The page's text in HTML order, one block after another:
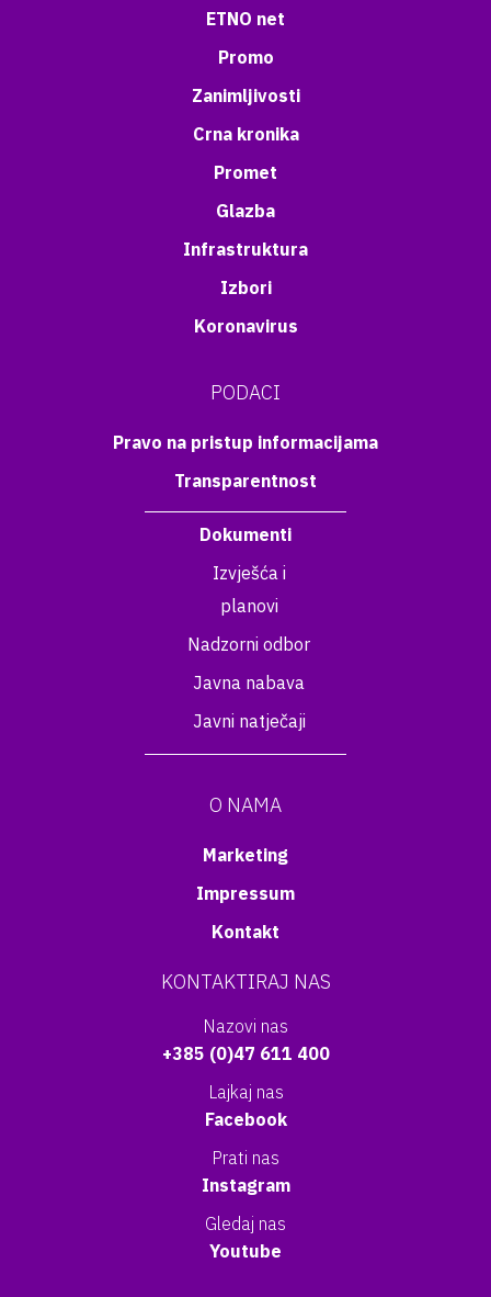
ETNO net
Promo
Zanimljivosti
Crna kronika
Promet
Glazba
Infrastruktura
Izbori
Koronavirus
PODACI
Pravo na pristup informacijama
Transparentnost
Dokumenti
Izvješća i
planovi
Nadzorni odbor
Javna nabava
Javni natječaji
O NAMA
Marketing
Impressum
Kontakt
KONTAKTIRAJ NAS
Nazovi nas
+385 (0)47 611 400
Lajkaj nas
Facebook
Prati nas
Instagram
Gledaj nas
Youtube